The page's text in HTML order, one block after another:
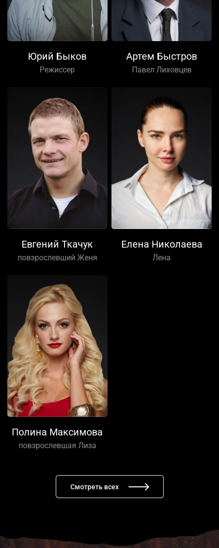
Юрий Быков
Режиссер
Артем Быстров
Павел Лиховцев
Евгений Ткачук
повзрослевший Женя
Елена Николаева
Лена
Полина Максимова
повзрослевшая Лиза
Смотреть всех